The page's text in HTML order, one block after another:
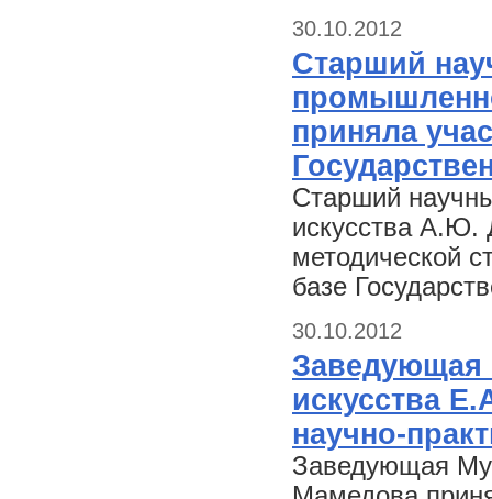
30.10.2012
Старший
приняла
Старший
искусства А.Ю.
методической
базе
30.10.2012
Заведующая
искусства
научно-
Заведующая